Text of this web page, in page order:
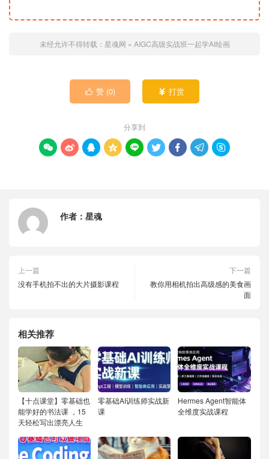
未经允许不得转载： 星魂网 » AIGC高级实战班一起学AI绘画
 赞 (0)  打赏
分享到
        
作者： 星魂
上一篇
没有手机拍不出的大片摄影课程
下一篇
教你用相机拍出高级感的美食画
面
相关推荐
【十点课堂】零基础也
能学好的书法课 ，15
天轻松写出漂亮人生
零基础AI训练师实战新
课
Hermes Agent智能体
全维度实战课程